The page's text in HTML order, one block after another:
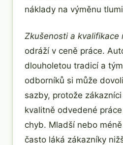
náklady na výměnu
Zkušenosti a kvalifikace
odráží v ceně práce.
dlouholetou tradicí a
odborníků si může
sazby, protože
kvalitně odvedené
chyb. Mladší nebo
často láká zákazníky